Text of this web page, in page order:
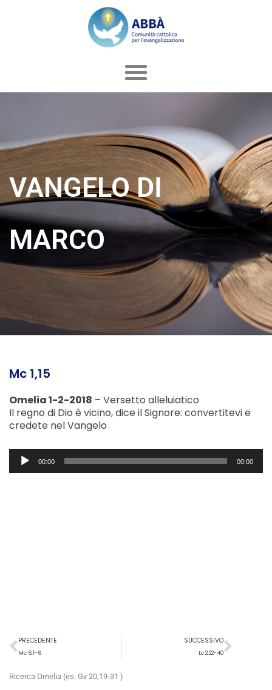
VANGELO DI
MARCO
Mc 1,15
Omelia 1-2-2018 – Versetto alleluiatico
Il regno di Dio è vicino, dice il Signore: convertitevi e
credete nel Vangelo
Audio
Player00:00 00:00
Precedente
PRECEDENTE
Mc 6,1-6
SUCCESSIVO
Lc 2,22-40
Ricerca Omelia (es. Gv 20,19-31 )